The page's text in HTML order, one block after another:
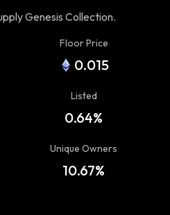
Genesis Collection.
Launch 03/19)
up of 3500 Static Llamas
$SPIT Token + Utility +
+ Alpha [Twitter]
[Discord ]
Floor Price
0.015
Listed
0.64%
Unique Owners
10.67%